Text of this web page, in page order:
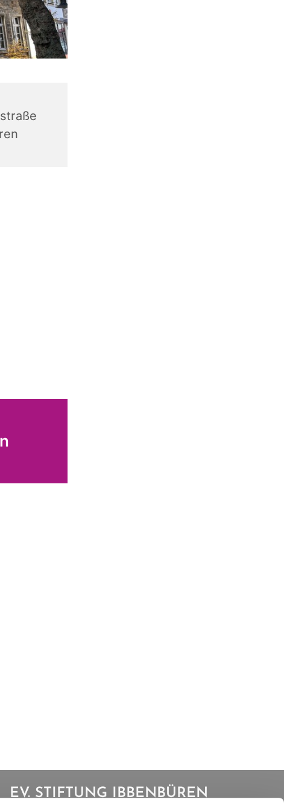
EV. STIFTUNG IBBENBÜREN